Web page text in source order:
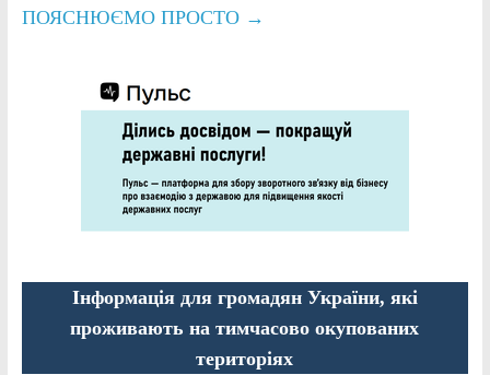
ПОЯСНЮЄМО ПРОСТО →
Інформація для громадян України, які
проживають на тимчасово окупованих
територіях